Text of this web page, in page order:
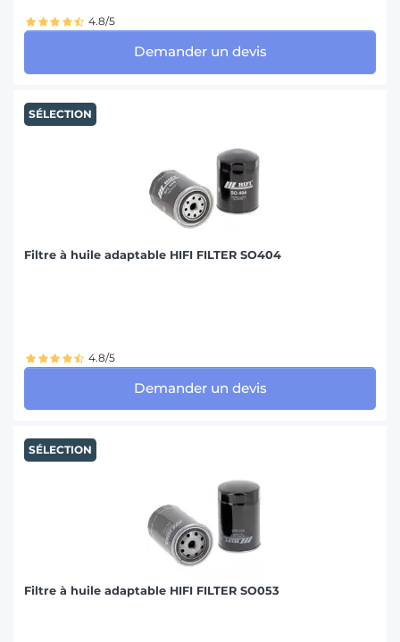
4.8/5
Demander un devis
SÉLECTION
Filtre à huile adaptable HIFI FILTER SO404
4.8/5
Demander un devis
SÉLECTION
Filtre à huile adaptable HIFI FILTER SO053